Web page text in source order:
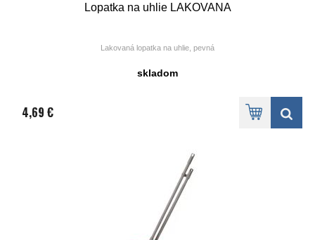
Lopatka na uhlie LAKOVANA
Lakovaná lopatka na uhlie, pevná
skladom
4,69 €